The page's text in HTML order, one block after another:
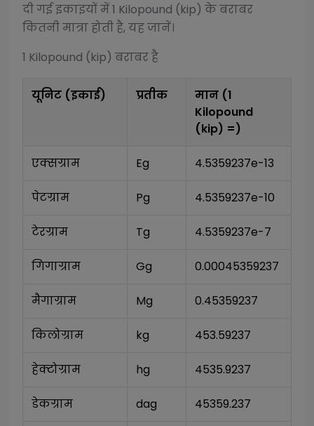
दी गई इकाइयों में 1 Kilopound (kip) के बराबर
कितनी मात्रा होती है, यह जानें।
1 Kilopound (kip) बराबर है
यूनिट (इकाई) प्रतीक
मान (1
Kilopound
(kip) =)
एक्सग्राम Eg 4.5359237e-13
पेटग्राम Pg 4.5359237e-10
टेरग्राम Tg 4.5359237e-7
गिगाग्राम Gg 0.00045359237
मैगाग्राम Mg 0.45359237
किलोग्राम kg 453.59237
हेक्टोग्राम hg 4535.9237
डेकग्राम dag 45359.237